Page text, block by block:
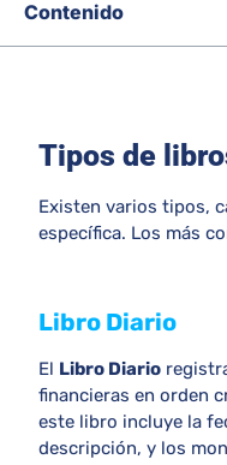
Contenido
Tipos de
Existen varios tipos,
específica. Los más
Libro Diario
El Libro Diario
financieras en orden
este libro incluye la
descripción, y los